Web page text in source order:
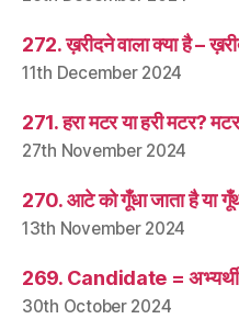
272. ख़रीदने वाला क्या है –
11th December 2024
271. हरा मटर या हरी मटर?
27th November 2024
270. आटे को गूँधा जाता है या
13th November 2024
269. Candidate = अभ्यर्थी
30th October 2024